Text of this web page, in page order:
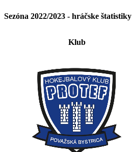
Sezóna 2022/2023 - hráčske štatistiky
Klub